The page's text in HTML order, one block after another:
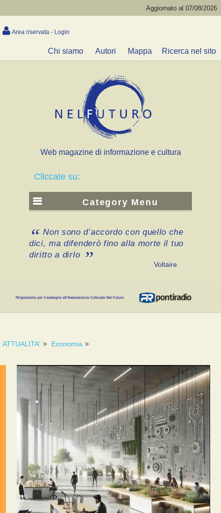
Aggiornato al 07/08/2026
Area riservata - Login
Chi siamo Autori Mappa Ricerca nel sito
Web magazine di informazione e cultura
Cliccate su:
Category Menu
Non sono d’accordo con quello che
dici, ma difenderò fino alla morte il tuo
diritto a dirlo
Voltaire
ATTUALITA' > Economia >